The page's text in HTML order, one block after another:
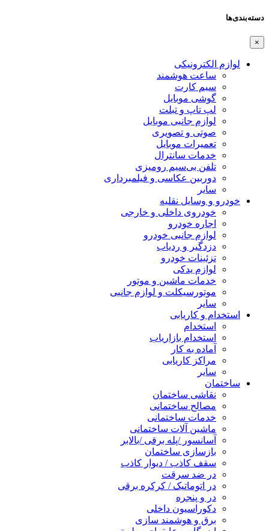
دسته‌بندی‌ها
×
لوازم الکترونیکی
ساعت هوشمند
سیم کارت
گوشی موبایل
لپ تاپ و تبلت
لوازم جانبی موبایل
صوتی و تصویری
تعمیرات موبایل
خدمات سانترال
تلفن بی‌سیم رومیزی
دوربین عکاسی و فیلمبرداری
سایر
خودرو و وسایل نقلیه
خودروی داخلی و خارجی
اجاره خودرو
لوازم جانبی خودرو
دزدگیر و ردیاب
تزئینات خودرو
لوازم یدکی
خدمات ماشین و موتور
موتورسیکلت و لوازم جانبی
سایر
استخدام و کاریابی
استخدام
استخدام بازاریاب
آماده به کار
مراکز کاریابی
سایر
ساختمان
نقاشی ساختمان
مصالح ساختمانی
خدمات ساختمانی
ماشین آلات ساختمانی
آسانسور /پله برقی /بالابر
بازسازی ساختمان
سقف کاذب / دیوار کاذب
در ضد سرقت
در اتوماتیک / کرکره برقی
در و پنجره
دکوراسیون داخلی
برق و هوشمند سازی